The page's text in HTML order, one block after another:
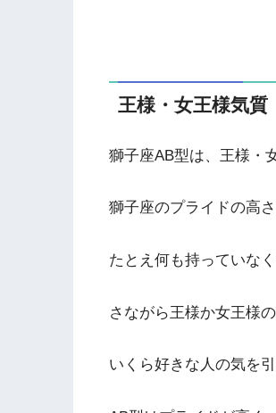
王様・女王様気質
獅子座AB型は、王様・
獅子座のプライドの高
たとえ何も持っていな
さながら王様か女王様
いくら好きな人の気を